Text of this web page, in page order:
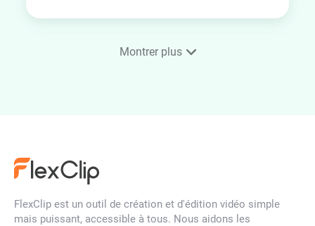
Effets vidéo d'incendie
Montrer plus
FlexClip est un outil de création et d'édition vidéo simple
mais puissant, accessible à tous. Nous aidons les